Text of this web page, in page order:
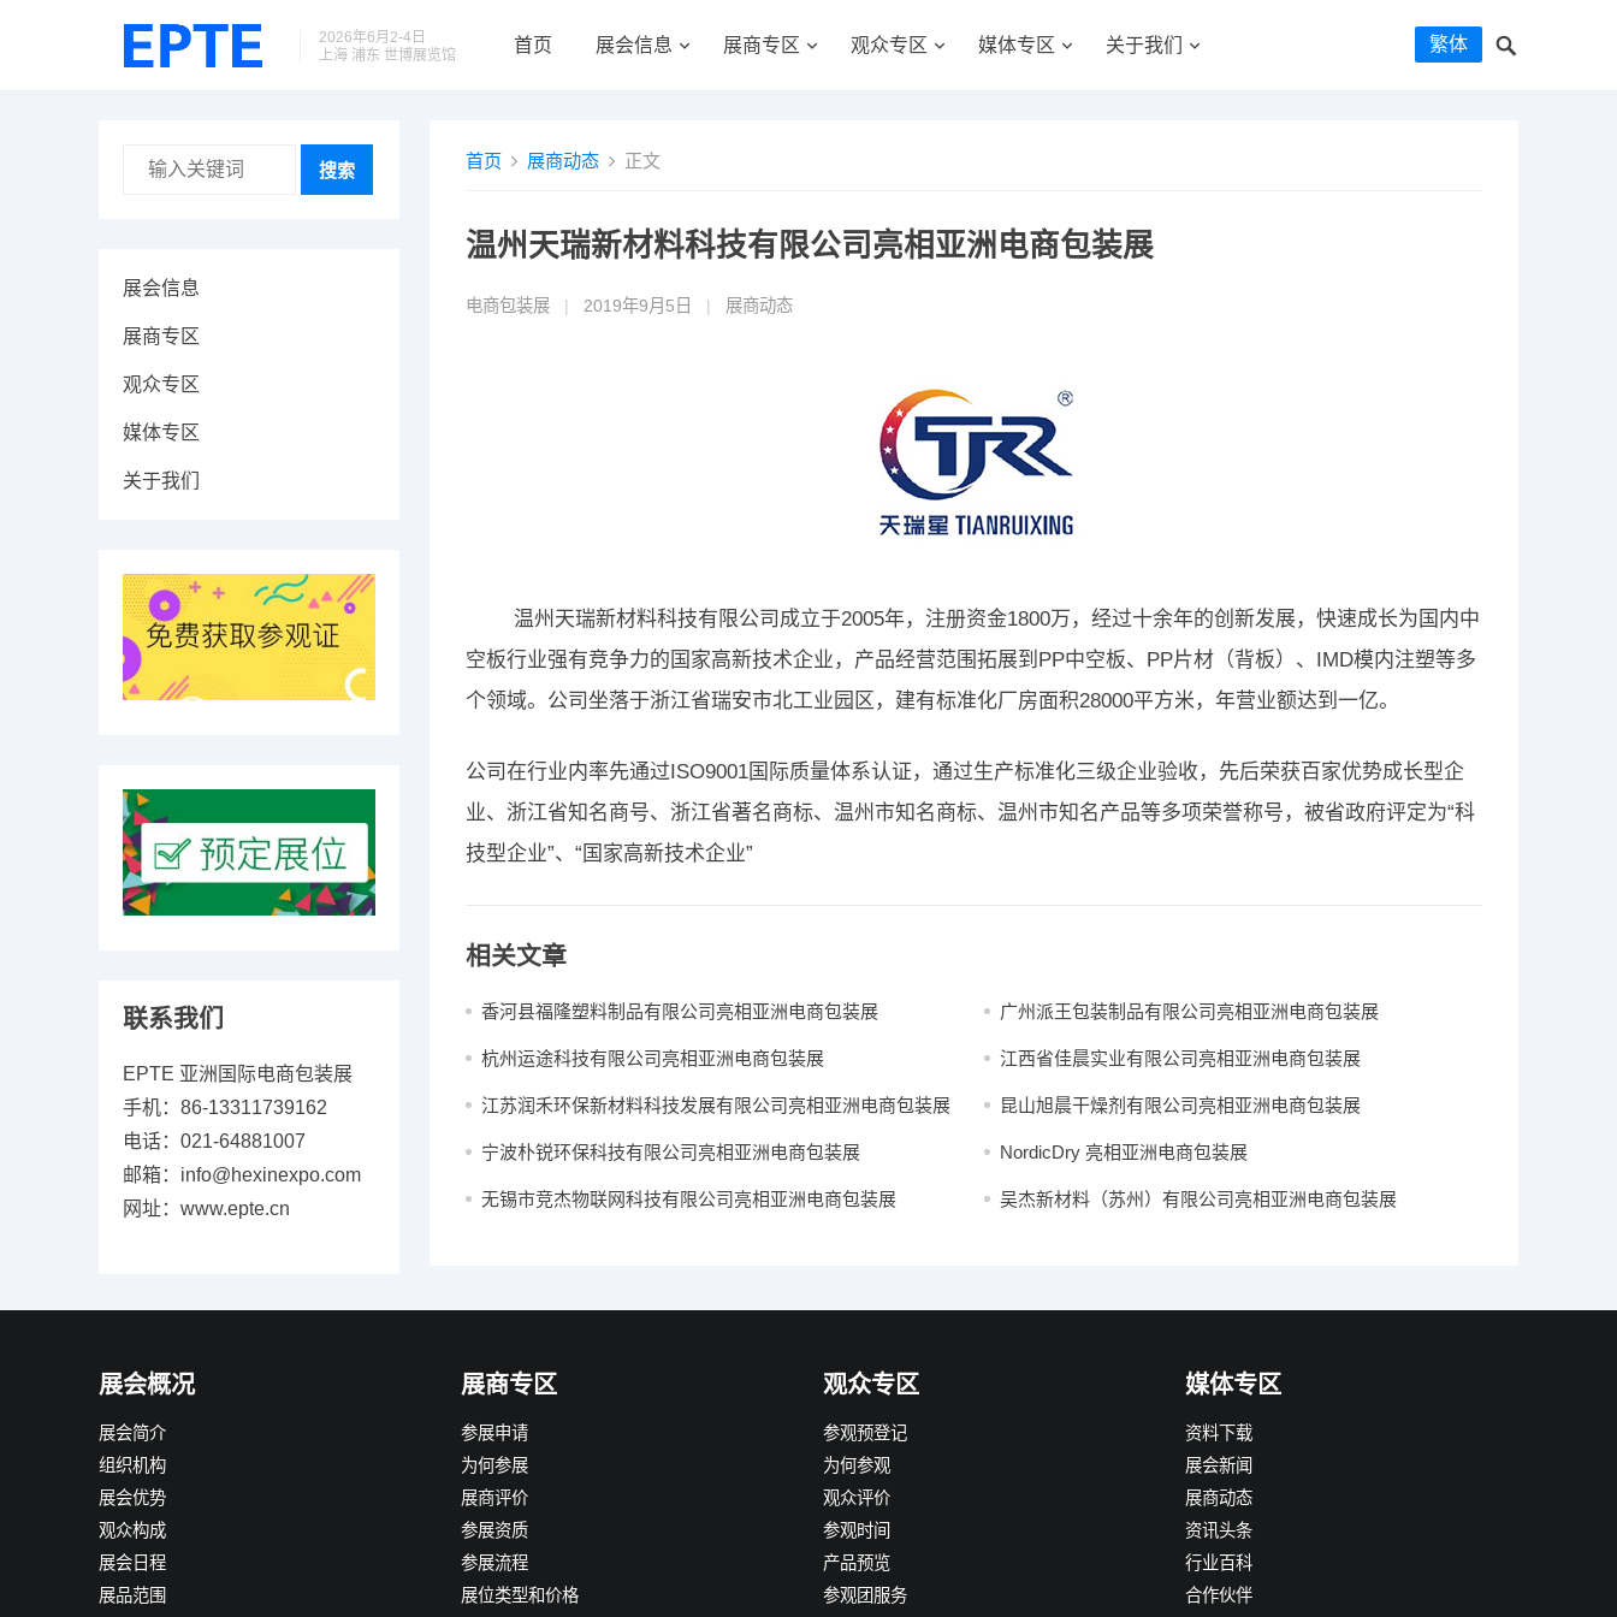
2026年6月2-4日
上海 浦东 世博展览馆
首页 展会信息 展商专区 观众专区 媒体专区 关于我们 繁体
首页 展商动态 正文
温州天瑞新材料科技有限公司亮相亚洲电商包装展
电商包装展 | 2019年9月5日 | 展商动态
温州天瑞新材料科技有限公司成立于2005年，注册资金1800万，经过十余年的创新发展，快速成长为国内中
空板行业强有竞争力的国家高新技术企业，产品经营范围拓展到PP中空板、PP片材（背板）、IMD模内注塑等多
个领域。公司坐落于浙江省瑞安市北工业园区，建有标准化厂房面积28000平方米，年营业额达到一亿。
公司在行业内率先通过ISO9001国际质量体系认证，通过生产标准化三级企业验收，先后荣获百家优势成长型企
业、浙江省知名商号、浙江省著名商标、温州市知名商标、温州市知名产品等多项荣誉称号，被省政府评定为“科
技型企业”、“国家高新技术企业”
相关文章
香河县福隆塑料制品有限公司亮相亚洲电商包装展 广州派王包装制品有限公司亮相亚洲电商包装展
杭州运途科技有限公司亮相亚洲电商包装展 江西省佳晨实业有限公司亮相亚洲电商包装展
江苏润禾环保新材料科技发展有限公司亮相亚洲电商包装展 昆山旭晨干燥剂有限公司亮相亚洲电商包装展
宁波朴锐环保科技有限公司亮相亚洲电商包装展 NordicDry 亮相亚洲电商包装展
无锡市竞杰物联网科技有限公司亮相亚洲电商包装展 吴杰新材料（苏州）有限公司亮相亚洲电商包装展
搜索
展会信息
展商专区
观众专区
媒体专区
关于我们
联系我们
EPTE 亚洲国际电商包装展
手机：86-13311739162
电话：021-64881007
邮箱：info@hexinexpo.com
网址：www.epte.cn
展会概况
展会简介
组织机构
展会优势
观众构成
展会日程
展品范围
展商专区
参展申请
为何参展
展商评价
参展资质
参展流程
展位类型和价格
观众专区
参观预登记
为何参观
观众评价
参观时间
产品预览
参观团服务
媒体专区
资料下载
展会新闻
展商动态
资讯头条
行业百科
合作伙伴